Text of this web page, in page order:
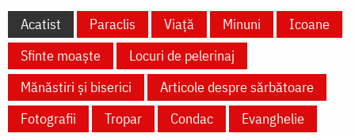
Acatist Paraclis Viață Minuni
Icoane
Sfinte moaște
Locuri de pelerinaj
Mănăstiri și biserici
Articole despre sărbătoare
Fotografii
Tropar Condac
Evanghelie